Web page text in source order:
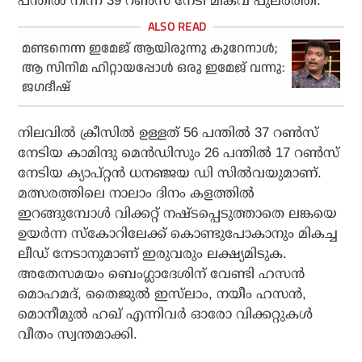
മണ്ടനെന്ന ഇമേജ് ആയിരുന്നു കുറേനാൾ;
ആ സിനിമ ഹിറ്റായപ്പോൾ ഒരു ഇമേജ് വന്നു:
ജഗദീഷ്
നിലവില്‍ ക്രീസില്‍ ഉള്ളത് 56 പന്തില്‍ 37 റണ്‍സ്
നേടിയ കാമിന്ദു മെന്‍ഡിസും 26 പന്തില്‍ 17 റണ്‍സ്
നേടിയ ക്യാപ്റ്റന്‍ ധനഞ്ജയ ഡി സില്‍വയുമാണ്.
മത്സരത്തിലെ നാലാം ദിനം കളത്തില്‍
ഇറങ്ങുമ്പോള്‍ വിക്കറ്റ് നഷ്ടപ്പെടുത്താതെ ലങ്കയെ
ഉയര്‍ന്ന സ്‌കോറിലേക്ക് കൊണ്ടുപോകാനും മികച്ച
ലീഡ് നേടാനുമാണ് ഇരുവരും ലക്ഷ്യമിടുക.
അതേസമയം ബെംഗ്ലാദേശിന് വേണ്ടി ഹസന്‍
മൊഹമദ്, തൈജുല്‍ ഇസ്‌ലാം, നയീം ഹസന്‍,
മൊനീമുല്‍ ഹഖ് എന്നിവര്‍ ഓരോ വിക്കറ്റുകള്‍
വീതം സ്വന്തമാക്കി.